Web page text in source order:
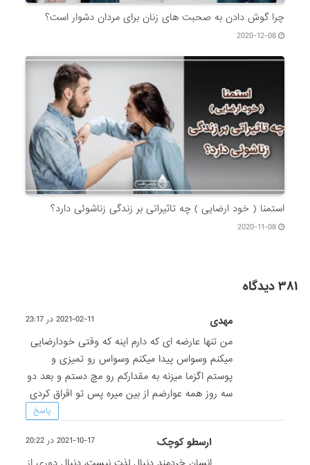
چرا گوش دادن به صحبت های زنان برای مردان دشوار است؟
2020-12-08
استمنا ( خود ارضایی ) چه تاثیراتی بر زندگی زناشوئی دارد؟
2020-11-08
۳۸۱ دیدگاه
مهدی 2021-02-11 در 23:17
من تنها عارضه ای که دارم اینه که وقتی خودارضایی
میکنم وسواس پیدا میکنم وسواس رو تمیزی و
پوستم اگزما میزنه به مقدارکم رو مچ دستم و بعد دو
سه روز همه عوارضم از بین میره پس تو اقراق کردی
پاسخ
ارسطو کوچک 2021-10-17 در 20:22